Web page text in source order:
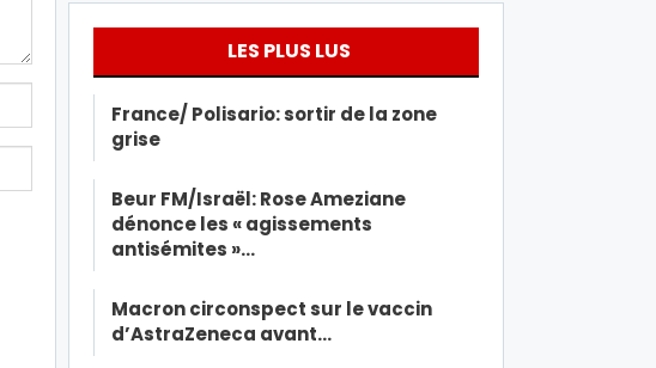
LES PLUS LUS
France/ Polisario: sortir de la zone
grise
Beur FM/Israël: Rose Ameziane
dénonce les « agissements
antisémites »…
Macron circonspect sur le vaccin
d’AstraZeneca avant…